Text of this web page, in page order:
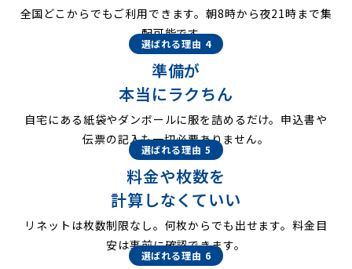
全国どこからでもご利用できます。朝8時から夜21時まで集
配可能です。
選ばれる理由 4
準備が
本当にラクちん
自宅にある紙袋やダンボールに服を詰めるだけ。申込書や
伝票の記入も一切必要ありません。
選ばれる理由 5
料金や枚数を
計算しなくていい
リネットは枚数制限なし。何枚からでも出せます。料金目
安は事前に確認できます。
選ばれる理由 6